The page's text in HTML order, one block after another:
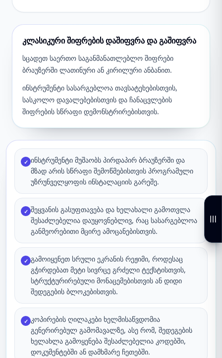
კლასიკური შიფრების დაშიფვრა და გაშიფვრა
სცადეთ საერთო საგანმანათლებლო შიფრები
ბრაუზერში ლათინური ან კირილური ანბანით.
ინსტრუმენტი სასარგებლოა თავსატეხებისთვის,
სასკოლო დავალებებისთვის და ჩანაცვლების
შიფრების სწრაფი დემონსტრირებისთვის.
✓ ინსტრუმენტი მუშაობს პირდაპირ ბრაუზერში და
მზად არის სწრაფი შემოწმებისთვის პროგრამული
უზრუნველყოფის ინსტალაციის გარეშე.
✓ შეყვანის გასუფთავება და ხელახალი გამოთვლა
შესაძლებელია დაუყოვნებლივ, რაც სასარგებლოა
განმეორებითი მცირე ამოცანებისთვის.
✓ გამოიყენეთ სრული ეკრანის რეჟიმი, როდესაც
გჭირდებათ მეტი სივრცე გრძელი ტექსტისთვის,
სტრუქტურირებული მონაცემებისთვის ან დიდი
შედეგების ბლოკებისთვის.
✓ კოპირების ღილაკები ხელმისაწვდომია
გენერირებულ გამომავალზე, ასე რომ, შედეგების
ხელახლა გამოყენება შესაძლებელია კოდებში,
დოკუმენტებში ან დამხმარე ჩეთებში.